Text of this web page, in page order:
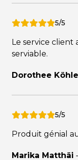
5/5
Le service
serviable.
Dorothee
5/5
Produit génial
Marika Matthäi